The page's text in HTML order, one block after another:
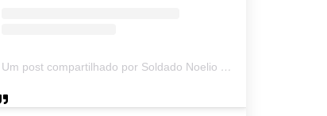
Um post compartilhado por Soldado Noelio (@soldadonoelio)